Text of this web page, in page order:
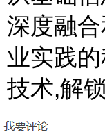
深度融
业实践
技术,解